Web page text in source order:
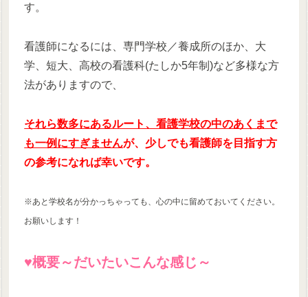
す。
看護師になるには、専門学校／養成所のほか、大
学、短大、高校の看護科(たしか5年制)など多様な方
法がありますので、
それら数多にあるルート、看護学校の中のあくまで
も一例にすぎませんが、少しでも看護師を目指す方
の参考になれば幸いです。
※あと学校名が分かっちゃっても、心の中に留めておいてください。
お願いします！
♥︎概要～だいたいこんな感じ～